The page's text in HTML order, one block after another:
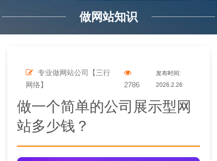
做网站知识
专业做网站公司【三行
网络】
2786
发布时间:
2026.2.26
做一个简单的公司展示型网
站多少钱？